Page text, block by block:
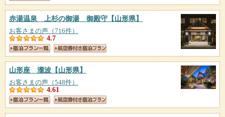
赤湯温泉 上杉の御湯 御殿守 【山形県】
お客さまの声（716件）
4.7
山形座 瀧波 【山形県】
お客さまの声（548件）
4.61